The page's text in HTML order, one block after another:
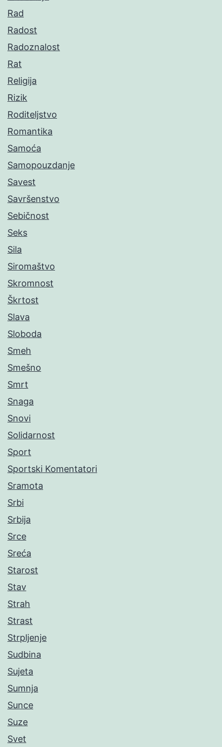
Rad
Radost
Radoznalost
Rat
Religija
Rizik
Roditeljstvo
Romantika
Samoća
Samopouzdanje
Savest
Savršenstvo
Sebičnost
Seks
Sila
Siromaštvo
Skromnost
Škrtost
Slava
Sloboda
Smeh
Smešno
Smrt
Snaga
Snovi
Solidarnost
Sport
Sportski Komentatori
Sramota
Srbi
Srbija
Srce
Sreća
Starost
Stav
Strah
Strast
Strpljenje
Sudbina
Sujeta
Sumnja
Sunce
Suze
Svet